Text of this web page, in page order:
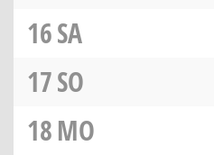
16SA
17SO
18MO